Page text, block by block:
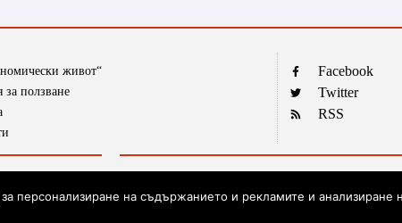
живот“
за ползване
Facebook
Twitter
RSS
Текстовете от рубриката „Гласове и мнения“ са авторски,
експертиза и аргументирани позиции, независимо, че не
за персонализиране на съдържанието и рекламите и анализиране